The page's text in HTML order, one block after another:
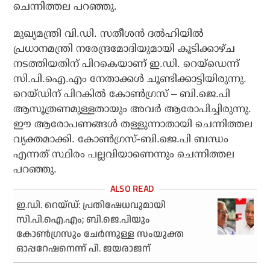
ചെന്നിത്തല പറഞ്ഞു.
മുഖ്യമന്ത്രി വി.ഡി. സതീശന്‍ ദല്‍ഹിയില്‍
പ്രധാനമന്ത്രി നരേന്ദ്രമോദിയുമായി കൂടിക്കാഴ്ച
നടത്തിയതിന് പിറകെയാണ് ഇ.ഡി. റെയ്‌ഡെന്ന്
സി.പി.ഐ.എം നേതാക്കള്‍ ചൂണ്ടിക്കാട്ടിയിരുന്നു.
റെയ്ഡിന് പിറകില്‍ കോണ്‍ഗ്രസ് – ബി.ജെ.പി
ആസൂത്രണമുള്ളതായും അവര്‍ ആരോപിച്ചിരുന്നു.
ഈ ആരോപണങ്ങള്‍ തള്ളുന്നാതായി ചെന്നിത്തല
വ്യക്തമാക്കി. കോണ്‍ഗ്രസ്-ബി.ജെ.പി ബന്ധം
എന്നത് സ്ഥിരം പല്ലവിയാണെന്നും ചെന്നിത്തല
പറഞ്ഞു.
ഇ.ഡി. റെയ്ഡ്: പ്രതിഷേധവുമായി
സി.പി.ഐ.എം; ബി.ജെ.പിയും
കോണ്‍ഗ്രസും ചേര്‍ന്നുള്ള സംയുക്ത
ഓപ്പറേഷനെന്ന് പി. ജയരാജന്